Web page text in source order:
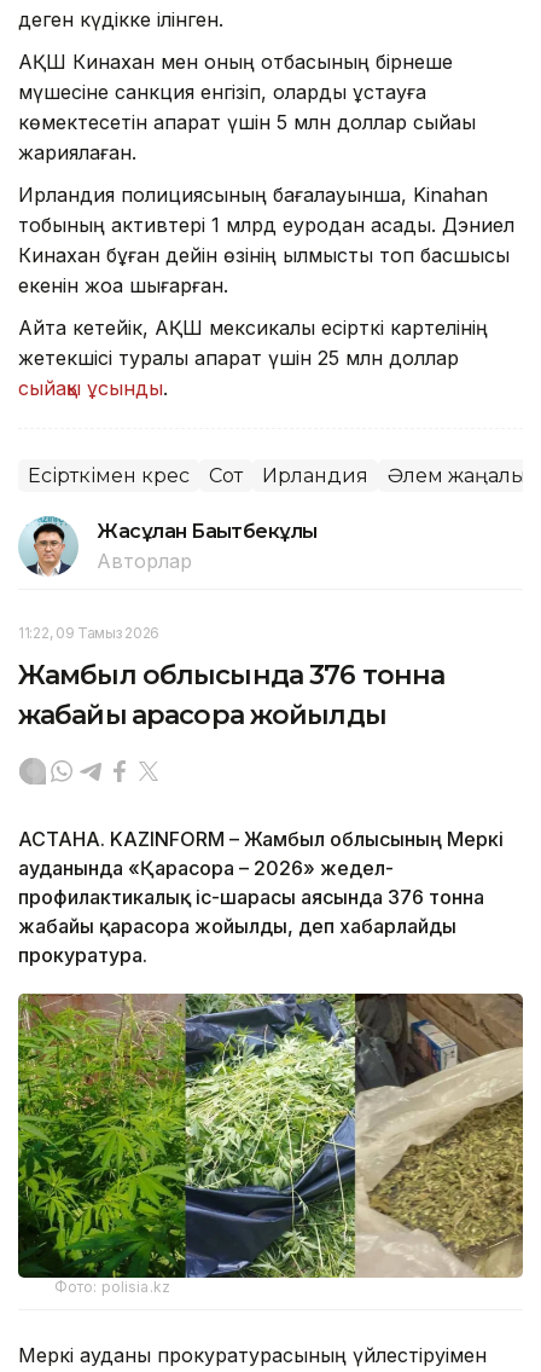
деген күдікке ілінген.
АҚШ Кинахан мен оның отбасының бірнеше
мүшесіне санкция енгізіп, оларды ұстауға
көмектесетін ақпарат үшін 5 млн доллар сыйақы
жариялаған.
Ирландия полициясының бағалауынша, Kinahan
тобының активтері 1 млрд еуродан асады. Дэниел
Кинахан бұған дейін өзінің қылмыстық топ басшысы
екенін жоққа шығарған.
Айта кетейік, АҚШ мексикалық есірткі картелінің
жетекшісі туралы ақпарат үшін 25 млн доллар
сыйақы ұсынды.
Есірткімен күрес Сот Ирландия Әлем
Жасұлан Бақытбекұлы
Авторлар
11:22, 09 Тамыз 2026
Жамбыл облысында 376 тонна
жабайы қарасора жойылды
АСТАНА. KAZINFORM – Жамбыл облысының Меркі
ауданында «Қарасора – 2026» жедел-
профилактикалық іс-шарасы аясында 376 тонна
жабайы қарасора жойылды, деп хабарлайды
прокуратура.
Фото: polisia.kz
Меркі ауданы прокуратурасының үйлестіруімен